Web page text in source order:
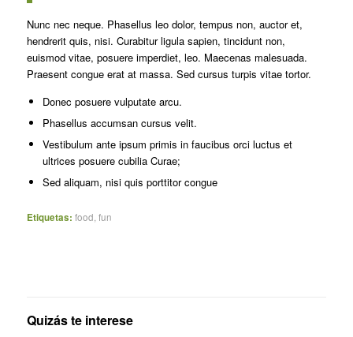
Nunc nec neque. Phasellus leo dolor, tempus non, auctor et,
hendrerit quis, nisi. Curabitur ligula sapien, tincidunt non,
euismod vitae, posuere imperdiet, leo. Maecenas malesuada.
Praesent congue erat at massa. Sed cursus turpis vitae tortor.
Donec posuere vulputate arcu.
Phasellus accumsan cursus velit.
Vestibulum ante ipsum primis in faucibus orci luctus et
ultrices posuere cubilia Curae;
Sed aliquam, nisi quis porttitor congue
Etiquetas: food,fun
Quizás te interese